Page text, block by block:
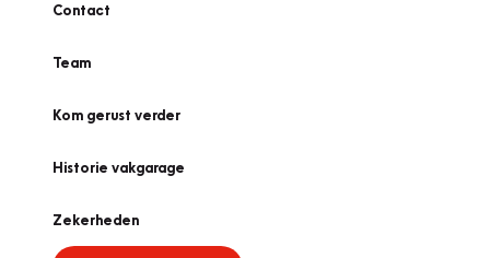
Contact
Team
Kom gerust verder
Historie vakgarage
Zekerheden